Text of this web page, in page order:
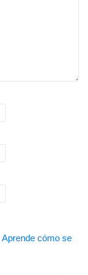
Aprende cómo se